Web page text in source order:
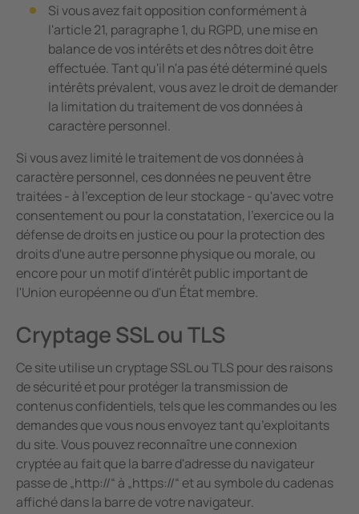
Si vous avez fait opposition conformément à
l'article 21, paragraphe 1, du RGPD, une mise en
balance de vos intérêts et des nôtres doit être
effectuée. Tant qu'il n'a pas été déterminé quels
intérêts prévalent, vous avez le droit de demander
la limitation du traitement de vos données à
caractère personnel.
Si vous avez limité le traitement de vos données à
caractère personnel, ces données ne peuvent être
traitées - à l'exception de leur stockage - qu'avec votre
consentement ou pour la constatation, l'exercice ou la
défense de droits en justice ou pour la protection des
droits d'une autre personne physique ou morale, ou
encore pour un motif d'intérêt public important de
l'Union européenne ou d'un État membre.
Cryptage SSL ou TLS
Ce site utilise un cryptage SSL ou TLS pour des raisons
de sécurité et pour protéger la transmission de
contenus confidentiels, tels que les commandes ou les
demandes que vous nous envoyez tant qu’exploitants
du site. Vous pouvez reconnaître une connexion
cryptée au fait que la barre d'adresse du navigateur
passe de „http://“ à „https://“ et au symbole du cadenas
affiché dans la barre de votre navigateur.